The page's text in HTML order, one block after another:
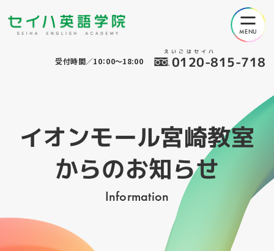
えいごはセイハ
0120-815-718
受付時間／10：00～18:00
イオンモール宮崎教室
からのお知らせ
Information